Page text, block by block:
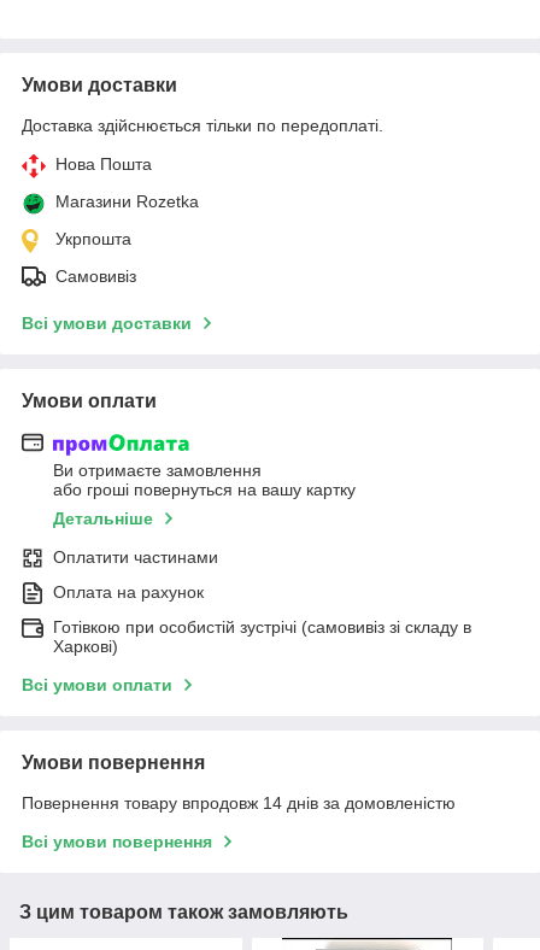
Умови доставки
Доставка здійснюється тільки по передоплаті.
Нова Пошта
Магазини Rozetka
Укрпошта
Самовивіз
Всі умови доставки
Умови оплати
Ви отримаєте замовлення
або гроші повернуться на вашу картку
Детальніше
Оплатити частинами
Оплата на рахунок
Готівкою при особистій зустрічі (самовивіз зі складу в
Харкові)
Всі умови оплати
Умови повернення
Повернення товару впродовж 14 днів за домовленістю
Всі умови повернення
З цим товаром також замовляють